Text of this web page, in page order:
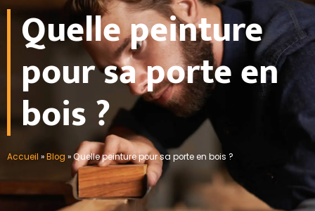
Quelle peinture
pour sa porte en
bois ?
Accueil »Blog »Quelle peinture pour sa porte en bois ?